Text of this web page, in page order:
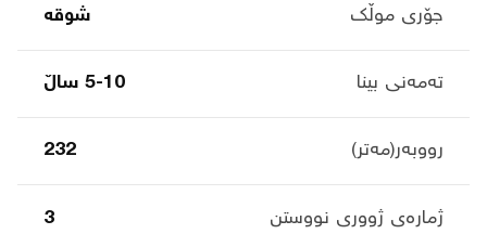
جۆری موڵک شوقە
تەمەنی بینا 5-10 ساڵ
رووبەر(مەتر) 232
ژمارەی ژووری نووستن 3